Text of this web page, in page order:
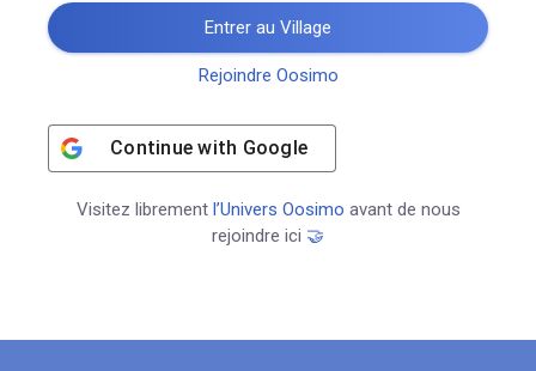
Entrer au Village
Rejoindre Oosimo
Continue with Google
Visitez librement l’Univers Oosimo avant de nous
rejoindre ici 🤝